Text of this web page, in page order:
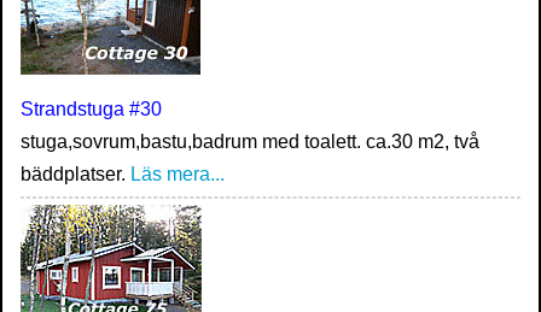
Strandstuga #30
stuga,sovrum,bastu,badrum med toalett. ca.30 m2, två
bäddplatser. Läs mera...